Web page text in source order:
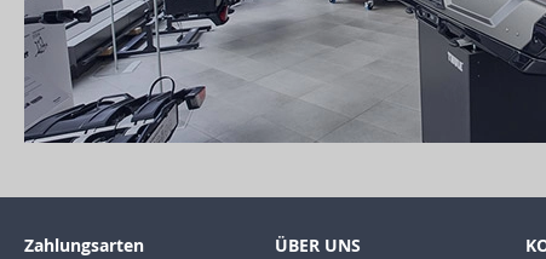
Zahlungsarten ÜBER UNS